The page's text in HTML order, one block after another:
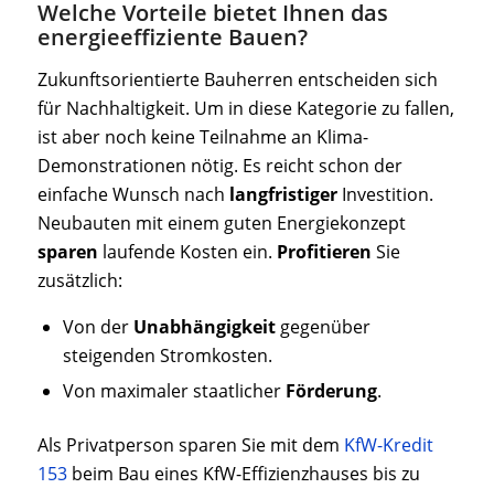
Welche Vorteile bietet Ihnen das
energieeffiziente Bauen?
Zukunftsorientierte Bauherren entscheiden sich
für Nachhaltigkeit. Um in diese Kategorie zu fallen,
ist aber noch keine Teilnahme an Klima-
Demonstrationen nötig. Es reicht schon der
einfache Wunsch nach langfristigerInvestition.
Neubauten mit einem guten Energiekonzept
sparen laufende Kosten ein. Profitieren Sie
zusätzlich:
Von der Unabhängigkeitgegenüber
steigenden Stromkosten.
Von maximaler staatlicher Förderung.
Als Privatperson sparen Sie mit dem KfW-Kredit
153beim Bau eines KfW-Effizienzhauses bis zu